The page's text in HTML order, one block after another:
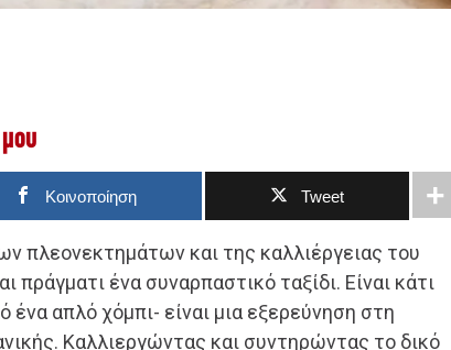
Κοινοποίηση Tweet
πλεονεκτημάτων και της καλλιέργειας του
πράγματι ένα συναρπαστικό ταξίδι. Είναι κάτι
ένα απλό χόμπι- είναι μια εξερεύνηση στη
Καλλιεργώντας και συντηρώντας το δικό